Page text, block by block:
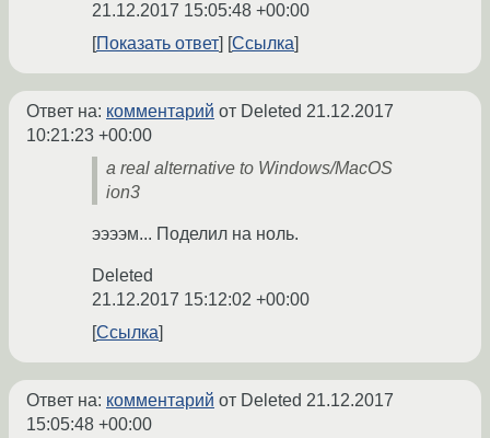
21.12.2017 15:05:48 +00:00
Показать ответ
Ссылка
Ответ на: комментарий от Deleted 21.12.2017
10:21:23 +00:00
a real alternative to Windows/MacOS
ion3
ээээм... Поделил на ноль.
Deleted
21.12.2017 15:12:02 +00:00
Ссылка
Ответ на: комментарий от Deleted 21.12.2017
15:05:48 +00:00